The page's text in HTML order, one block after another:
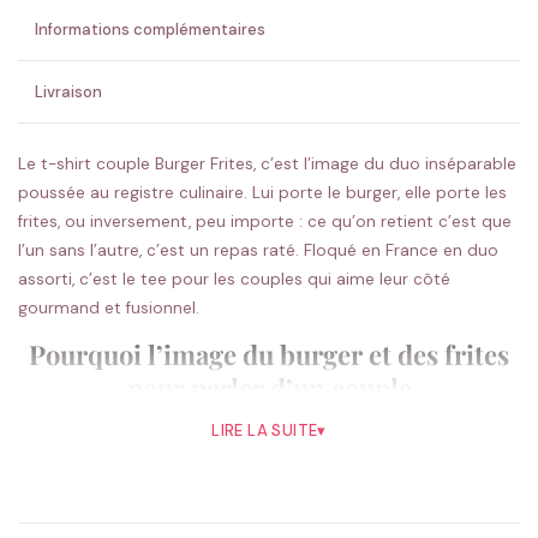
Informations complémentaires
Livraison
Le t-shirt couple Burger Frites, c’est l’image du duo inséparable
poussée au registre culinaire. Lui porte le burger, elle porte les
frites, ou inversement, peu importe : ce qu’on retient c’est que
l’un sans l’autre, c’est un repas raté. Floqué en France en duo
assorti, c’est le tee pour les couples qui aime leur côté
gourmand et fusionnel.
Pourquoi l’image du burger et des frites
pour parler d’un couple
Vous pouvez manger un burger sans frites, vous pouvez
LIRE LA SUITE▾